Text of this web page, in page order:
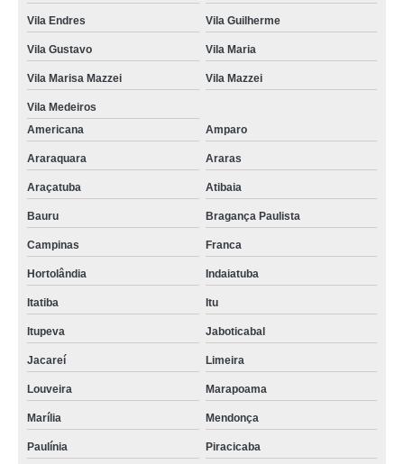
Vila Endres Vila Guilherme
Vila Gustavo Vila Maria
Vila Marisa Mazzei Vila Mazzei
Vila Medeiros
Americana
Amparo
Araraquara Araras
Araçatuba Atibaia
Bauru Bragança Paulista
Campinas Franca
Hortolândia Indaiatuba
Itatiba Itu
Itupeva Jaboticabal
Jacareí Limeira
Louveira Marapoama
Marília Mendonça
Paulínia Piracicaba